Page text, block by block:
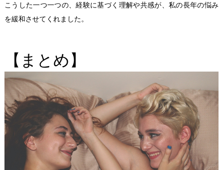
こうした一つ一つの、経験に基づく理解や共感が、私の長年の悩み
を緩和させてくれました。
【まとめ】